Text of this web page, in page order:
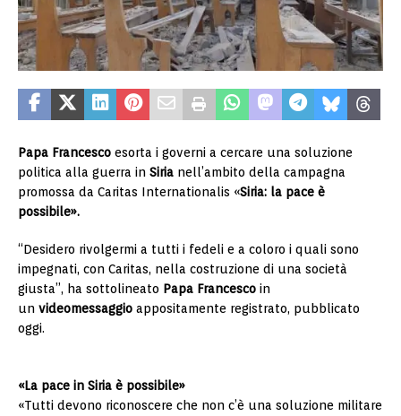
Papa Francesco esorta i governi a cercare una soluzione
politica alla guerra in Siria nell’ambito della campagna
promossa da Caritas Internationalis «Siria: la pace è
possibile».
“Desidero rivolgermi a tutti i fedeli e a coloro i quali sono
impegnati, con Caritas, nella costruzione di una società
giusta”, ha sottolineato Papa Francesco in
un videomessaggio appositamente registrato, pubblicato
oggi.
«La pace in Siria è possibile»
«Tutti devono riconoscere che non c’è una soluzione militare